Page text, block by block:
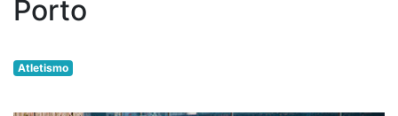
Porto
Atletismo